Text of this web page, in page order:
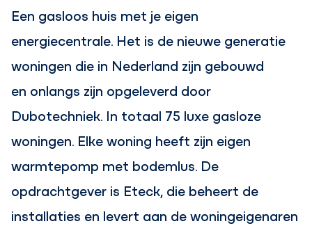
Een gasloos huis met je eigen
energiecentrale. Het is de nieuwe generatie
woningen die in Nederland zijn gebouwd
en onlangs zijn opgeleverd door
Dubotechniek. In totaal 75 luxe gasloze
woningen. Elke woning heeft zijn eigen
warmtepomp met bodemlus. De
opdrachtgever is Eteck, die beheert de
installaties en levert aan de woningeigenaren